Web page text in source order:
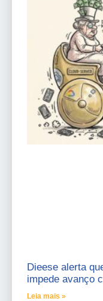
Dieese alerta
impede avanço
Leia mais »